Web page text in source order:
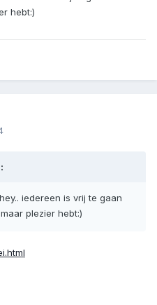
hebt:)
iedereen is vrij te gaan
plezier hebt:)